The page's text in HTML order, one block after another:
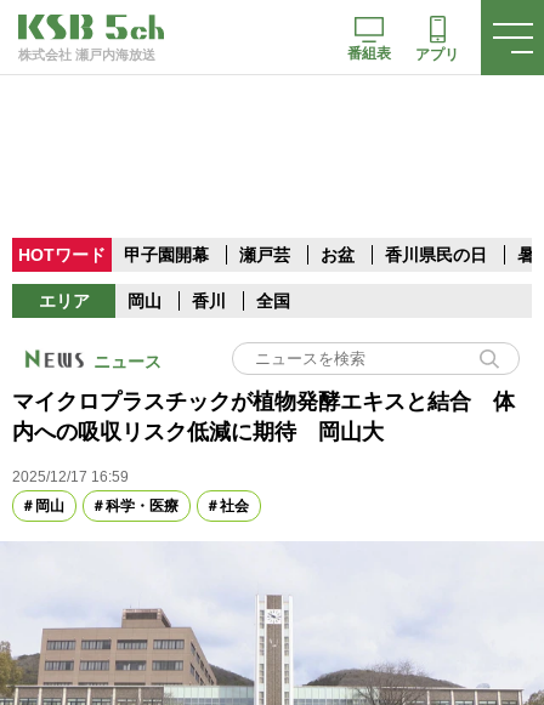
株式会社 瀬戸内海放送 番組表 アプリ
HOTワード 甲子園開幕 瀬戸芸 お盆 香川県民の日 暑
エリア 岡山 香川 全国
ニュース
マイクロプラスチックが植物発酵エキスと結合 体
内への吸収リスク低減に期待 岡山大
2025/12/17 16:59
岡山
科学・医療 社会